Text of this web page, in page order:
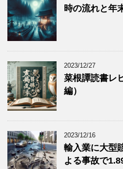
時の流れと年
2023/12/27
菜根譚読書レ
編）
2023/12/16
輸入業に大型
よる事故で